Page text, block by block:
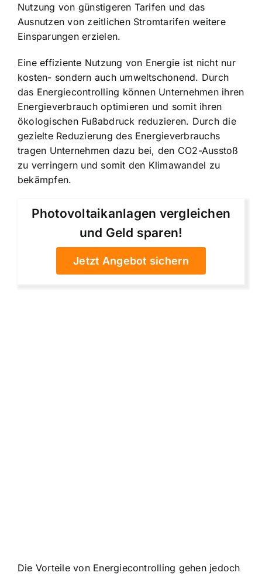
Nutzung von günstigeren Tarifen und das
Ausnutzen von zeitlichen Stromtarifen weitere
Einsparungen erzielen.
Eine effiziente Nutzung von Energie ist nicht nur
kosten- sondern auch umweltschonend. Durch
das Energiecontrolling können Unternehmen ihren
Energieverbrauch optimieren und somit ihren
ökologischen Fußabdruck reduzieren. Durch die
gezielte Reduzierung des Energieverbrauchs
tragen Unternehmen dazu bei, den CO2-Ausstoß
zu verringern und somit den Klimawandel zu
bekämpfen.
Photovoltaikanlagen vergleichen
und Geld sparen!
Jetzt Angebot sichern
Die Vorteile von Energiecontrolling gehen jedoch